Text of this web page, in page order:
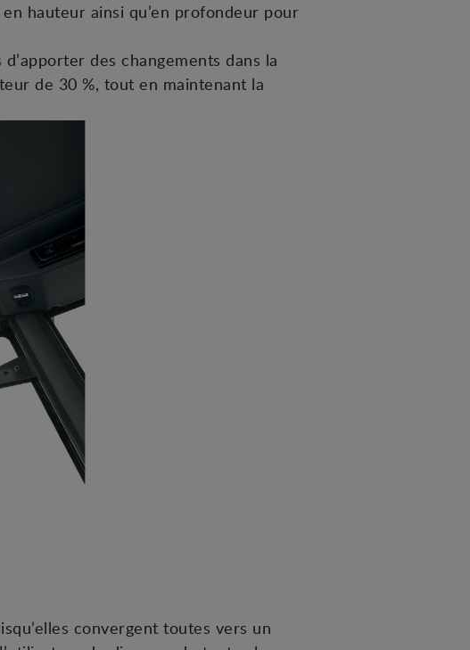
hauteur ainsi qu’en profondeur pour
des changements dans la
de 30 %, tout en maintenant la
convergent toutes vers un